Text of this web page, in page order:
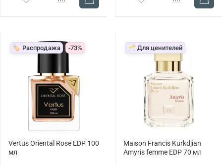
🏷️ Распродажа -73%
Vertus Oriental Rose EDP 100
мл
🥂 Для ценителей
Maison Francis Kurkdjian
Amyris femme EDP 70 мл